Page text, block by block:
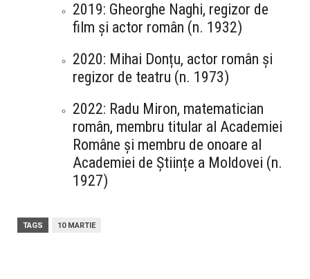
2019: Gheorghe Naghi, regizor de
film și actor român (n. 1932)
2020: Mihai Donțu, actor român și
regizor de teatru (n. 1973)
2022: Radu Miron, matematician
român, membru titular al Academiei
Române și membru de onoare al
Academiei de Științe a Moldovei (n.
1927)
TAGS 10 MARTIE